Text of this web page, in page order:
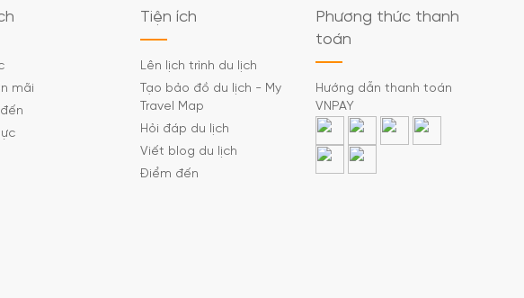
mãi
Tiện ích
Lên lịch trình du lịch
Tạo bảo đồ du lịch - My
Travel Map
Hỏi đáp du lịch
Viết blog du lịch
Điểm đến
Phương thức thanh
toán
Hướng dẫn thanh toán
VNPAY